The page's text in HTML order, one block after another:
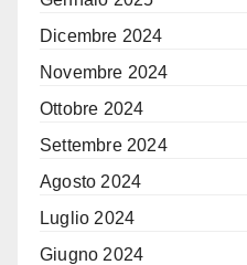
Dicembre 2024
Novembre 2024
Ottobre 2024
Settembre 2024
Agosto 2024
Luglio 2024
Giugno 2024